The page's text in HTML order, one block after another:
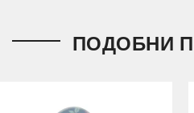
ПОДОБНИ